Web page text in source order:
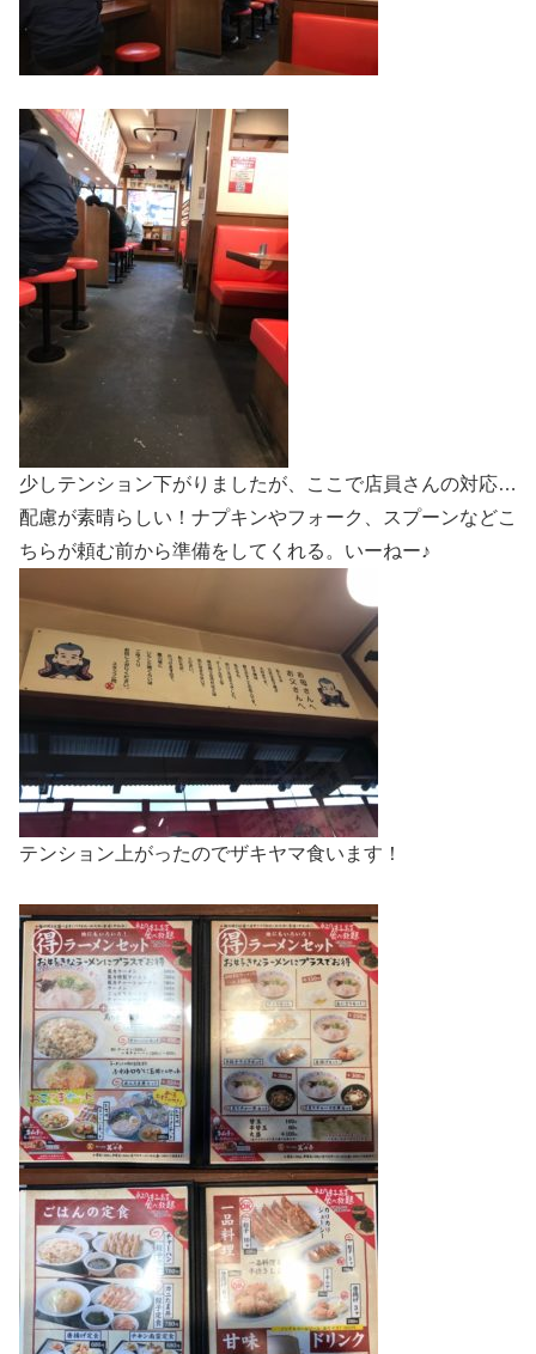
少しテンション下がりましたが、ここで店員さんの対応…
配慮が素晴らしい！ナプキンやフォーク、スプーンなどこ
ちらが頼む前から準備をしてくれる。いーねー♪
テンション上がったのでザキヤマ食います！